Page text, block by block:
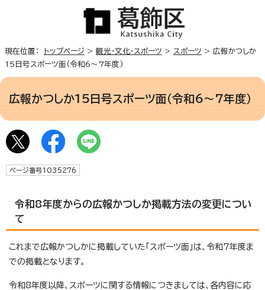
現在位置： トップページ > 観光・文化・スポーツ > スポーツ > 広報かつしか
15日号スポーツ面（令和6～7年度）
広報かつしか15日号スポーツ面（令和6～7年度）
ページ番号1035276
令和8年度からの広報かつしか掲載方法の変更につい
て
これまで広報かつしかに掲載していた「スポーツ面」は、令和7年度ま
での掲載となります。
令和8年度以降、スポーツに関する情報につきましては、各内容に応